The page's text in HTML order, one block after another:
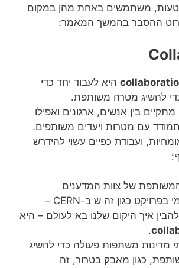
משתמשים באחת מהן במקום
ההסבר בהמשך המאמר:
היא לעבוד יחד כדי
להשיג מטרה משותפת.
מתקיים בין אנשים, ארגונים ואפילו
עם מטרות ויעדים משותפים.
ועבודת כפיים עשוי להידרש
של צוות המדענים
הרב-לאומי בפרויקט כגון זה ש ב-CERN –
איך היקום שלנו בא לעולם – היא
.
מדינות משתפות פעולה כדי להשיג
כגון מאבק בטרור, זה